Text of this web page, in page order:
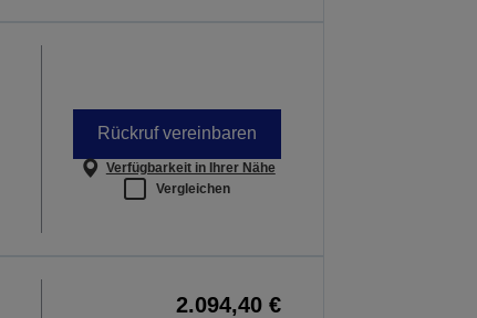
Rückruf vereinbaren
Verfügbarkeit in Ihrer Nähe
Vergleichen
2.094,40 €